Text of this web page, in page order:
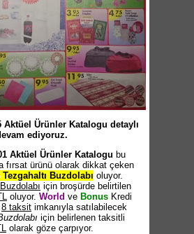
Aktüel Ürünler Katalogu detaylı
ediyoruz.
Aktüel Ürünler Katalogu bu
fırsat ürünü olarak dikkat çeken
Tezgahaltı Buzdolabı oluyor.
için broşürde belirtilen
oluyor. World ve Bonus Kredi
8 taksit imkanıyla satılabilecek
için belirlenen taksitli
olarak göze çarpıyor.